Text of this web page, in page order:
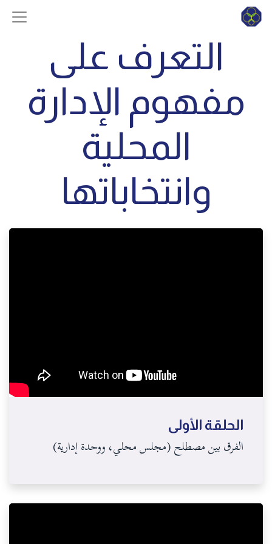
التعرف على
مفهوم الإدارة
المحلية
وانتخاباتها
الحلقة الأولى
الفرق بين مصطلح (مجلس محلي، ووحدة إدارية)